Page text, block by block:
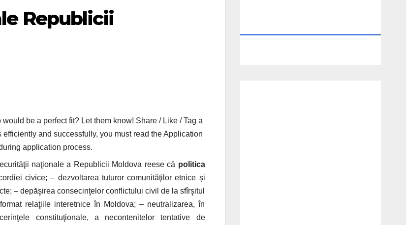
Republicii
be a perfect fit? Let them know! Share / Like / Tag a
and successfully, you must read the Application
application process.
naţionale a Republicii Moldova reese că politica
civice; – dezvoltarea tuturor comunităţilor etnice şi
– depăşirea consecinţelor conflictului civil de la sfîrşitul
relaţiile interetnice în Moldova; – neutralizarea, în
constituţionale, a necontenitelor tentative de